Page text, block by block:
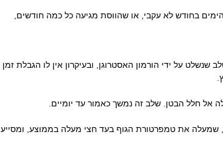
בחודש לא עקבי, או שהווסת מגיעה כל כמה חודשים,
על ידי הורמון האסטרוגן, ובעיקרון אין לו הגבלת זמן
שמעלה את טמפרטורת הגוף בעד חצי מעלה בממוצע, ומסייע